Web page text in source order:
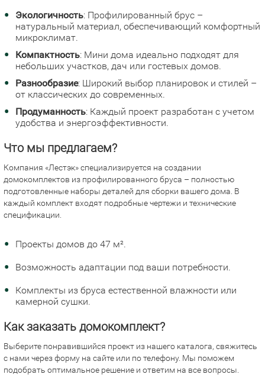
Экологичность: Профилированный брус –
натуральный материал, обеспечивающий комфортный
микроклимат.
Компактность: Мини дома идеально подходят для
небольших участков, дач или гостевых домов.
Разнообразие: Широкий выбор планировок и стилей –
от классических до современных.
Продуманность: Каждый проект разработан с учетом
удобства и энергоэффективности.
Что мы предлагаем?
Компания «Лестэк» специализируется на создании
домокомплектов из профилированного бруса – полностью
подготовленные наборы деталей для сборки вашего дома. В
каждый комплект входят подробные чертежи и технические
спецификации.
Проекты домов до 47 м².
Возможность адаптации под ваши потребности.
Комплекты из бруса естественной влажности или
камерной сушки.
Как заказать домокомплект?
Выберите понравившийся проект из нашего каталога, свяжитесь
с нами через форму на сайте или по телефону. Мы поможем
подобрать оптимальное решение и ответим на все вопросы.